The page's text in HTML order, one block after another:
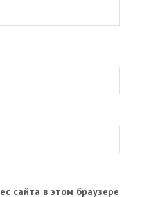
сайта в этом браузере